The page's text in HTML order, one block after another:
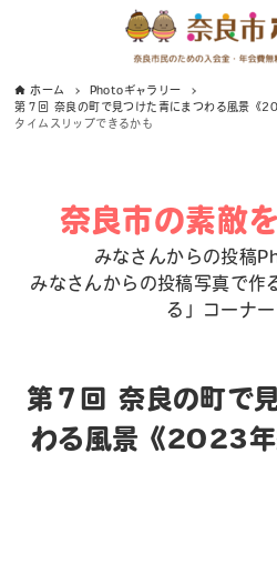
ホーム
Photoギャラリー
第７回 奈良の町で見つけた青にまつわる風景《
タイムスリップできるかも
奈良市の素敵
みなさんからの投稿
みなさんからの投稿写真で作
る」コーナー
第７回 奈良の町で
わる風景《2023年